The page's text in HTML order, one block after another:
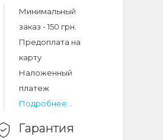
Минимальный
заказ - 150 грн.
Предоплата на
карту
Наложенный
платеж
Подробнее...
Гарантия